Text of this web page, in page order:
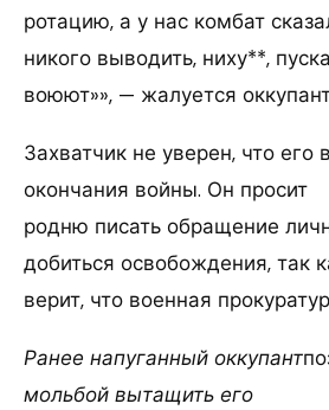
ротацию, а у нас комбат
никого выводить, ниху**,
воюют»», — жалуется
Захватчик не уверен, что
окончания войны. Он просит
родню писать обращение
добиться освобождения, так
верит, что военная
Ранее напуганный оккупант
мольбой вытащить его